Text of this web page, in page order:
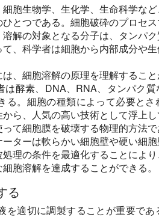
胞生物学、生化学、生命科学な
とつである。細胞破砕のプロセ
解の対象となる分子は、タンパ
、科学者は細胞から内部成分や
、細胞溶解の原理を理解するこ
酵素、DNA、RNA、タンパク
る。細胞の種類によって必要とさ
ら、人気の高い技術として浮上し
て細胞膜を破壊する物理的方法
ターは軟らかい細胞壁や硬い細
理の条件を最適化することによ
胞溶解を達成することができる。
る
を適切に調製することが重要であ